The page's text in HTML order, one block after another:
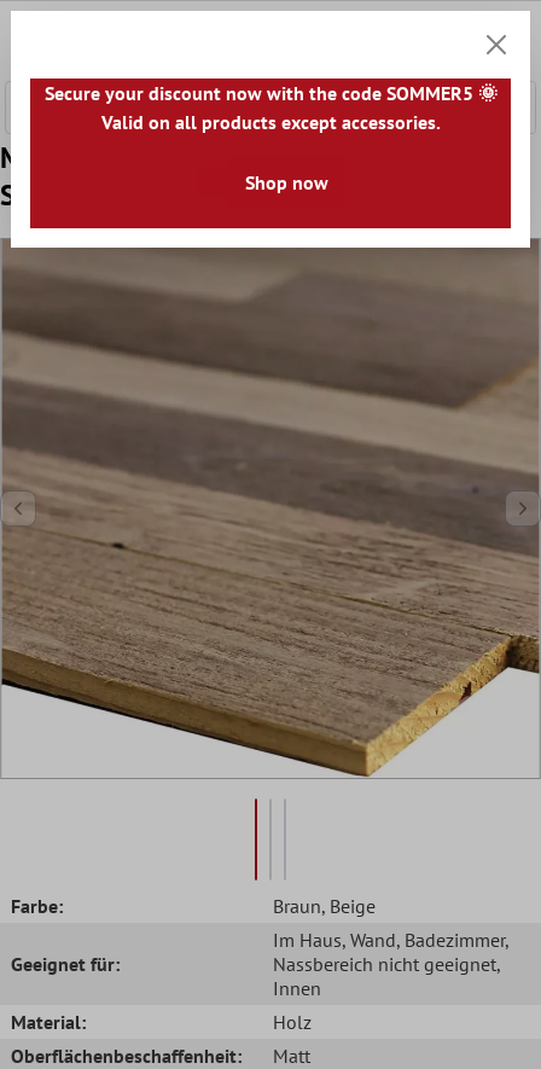
Muster von Mosaikfliesen Holz Paris
Selbstklebend Braun Beige
Farbe: Braun, Beige
Geeignet für:
Im Haus, Wand, Badezimmer,
Nassbereich nicht geeignet,
Innen
Material:
Holz
Oberflächenbeschaffenheit:
Matt
Secure your discount now with the code SOMMER5 🌞
Valid on all products except accessories.
Shop now